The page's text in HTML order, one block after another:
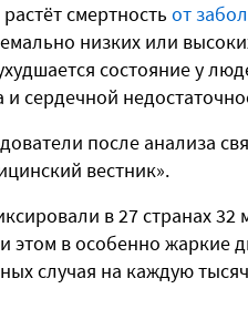
смертность от
низких или
состояние у
сердечной
после анализа
вестник».
в 27 странах 32
этом в особенно жаркие
случая на каждую